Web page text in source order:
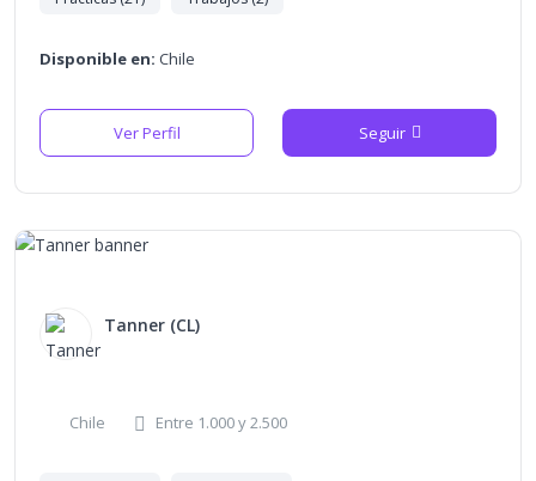
Disponible en: Chile
Ver Perfil Seguir
Tanner (CL)
Chile Entre 1.000 y 2.500